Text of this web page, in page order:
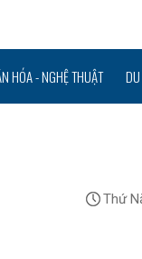
HÓA - NGHỆ THUẬT
Thứ